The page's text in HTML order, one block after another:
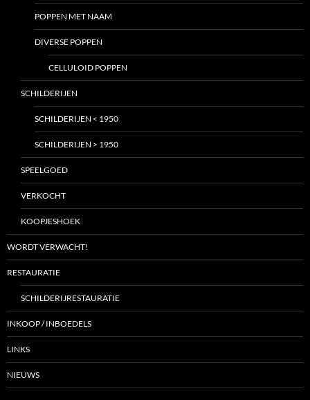
POPPEN MET NAAM
DIVERSE POPPEN
CELLULOID POPPEN
SCHILDERIJEN
SCHILDERIJEN < 1950
SCHILDERIJEN > 1950
SPEELGOED
VERKOCHT
KOOPJESHOEK
WORDT VERWACHT!
RESTAURATIE
SCHILDERIJRESTAURATIE
INKOOP / INBOEDELS
LINKS
NIEUWS